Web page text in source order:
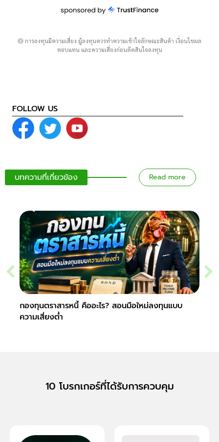
การลงทุนมีความเสี่ยง ผู้ลงทุนควรทำความเข้าใจลักษณะสินค้า เงื่อนไขผล
ตอบแทน และความเสี่ยงก่อนตัดสินใจลงทุน
FOLLOW US
บทความที่เกี่ยวข้อง Read more
กองทุนตราสารหนี้ คืออะไร? สอนมือใหม่ลงทุนแบบ
ความเสี่ยงต่ำ
10 โบรกเกอร์ที่ได้รับการควบคุม